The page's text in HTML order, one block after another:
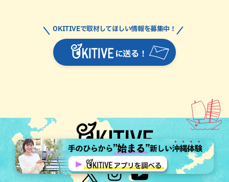
に送る！
OKITIVEで取材してほしい情報を募集中！